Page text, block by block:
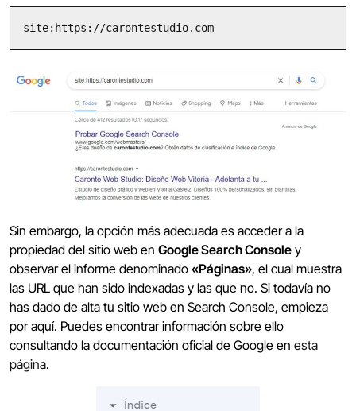
site:https://carontestudio.com
Sin embargo, la opción más adecuada es acceder a la
propiedad del sitio web en Google Search Console y
observar el informe denominado «Páginas», el cual muestra
las URL que han sido indexadas y las que no. Si todavía no
has dado de alta tu sitio web en Search Console, empieza
por aquí. Puedes encontrar información sobre ello
consultando la documentación oficial de Google en esta
página.